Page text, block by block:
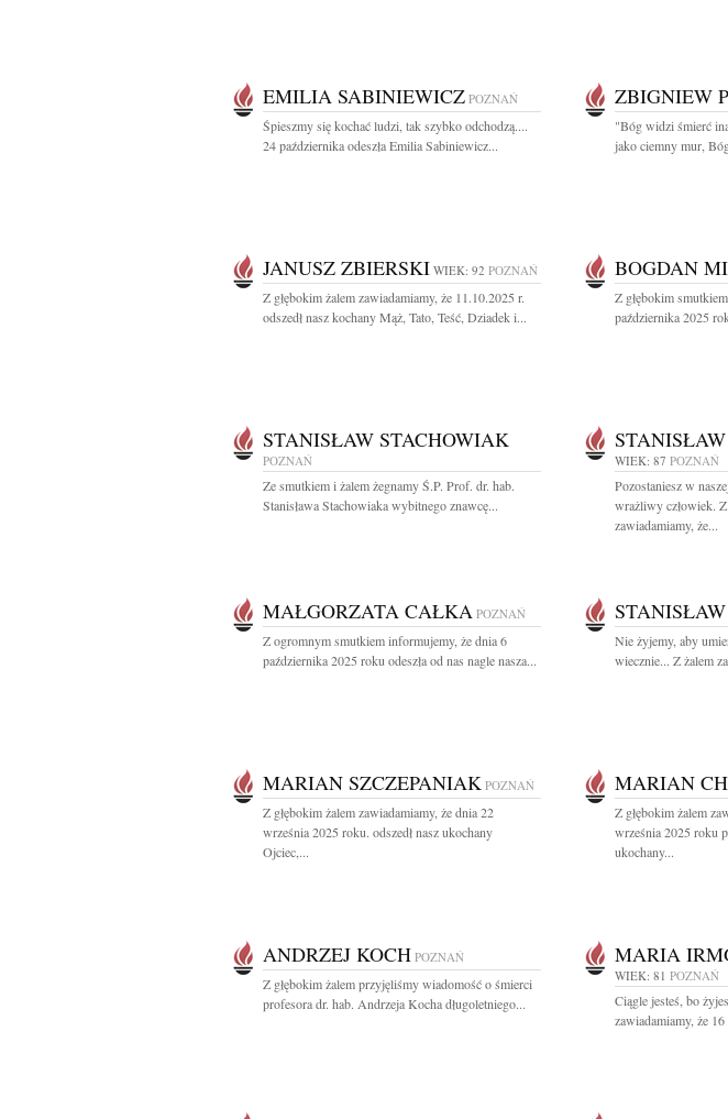
EMILIA SABINIEWICZ POZNAŃ
Śpieszmy się kochać ludzi, tak szybko odchodzą....
24 października odeszła Emilia Sabiniewicz...
ZBIGNIEW
"Bóg widzi śmierć
jako ciemny mur,
JANUSZ ZBIERSKI WIEK: 92 POZNAŃ
Z głębokim żalem zawiadamiamy, że 11.10.2025 r.
odszedł nasz kochany Mąż, Tato, Teść, Dziadek i...
BOGDAN
Z głębokim
października 2025
STANISŁAW STACHOWIAK
POZNAŃ
Ze smutkiem i żalem żegnamy Ś.P. Prof. dr. hab.
Stanisława Stachowiaka wybitnego znawcę...
WIEK: 87 POZNAŃ
Pozostaniesz w
wrażliwy człowiek.
zawiadamiamy, że...
MAŁGORZATA CAŁKA POZNAŃ
Z ogromnym smutkiem informujemy, że dnia 6
października 2025 roku odeszła od nas nagle nasza...
Nie żyjemy, aby
wiecznie... Z żalem
MARIAN SZCZEPANIAK POZNAŃ
Z głębokim żalem zawiadamiamy, że dnia 22
września 2025 roku. odszedł nasz ukochany
Ojciec,...
MARIAN
Z głębokim żalem
września 2025 roku
ukochany...
ANDRZEJ KOCH POZNAŃ
Z głębokim żalem przyjęliśmy wiadomość o śmierci
profesora dr. hab. Andrzeja Kocha długoletniego...
MARIA
WIEK: 81 POZNAŃ
Ciągle jesteś, bo
zawiadamiamy, że